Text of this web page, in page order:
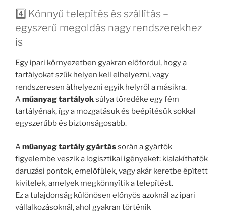
4️⃣ Könnyű telepítés és szállítás –
egyszerű megoldás nagy rendszerekhez
is
Egy ipari környezetben gyakran előfordul, hogy a
tartályokat szűk helyen kell elhelyezni, vagy
rendszeresen áthelyezni egyik helyről a másikra.
Aműanyag tartályoksúlya töredéke egy fém
tartályénak, így a mozgatásuk és beépítésük sokkal
egyszerűbb és biztonságosabb.
Aműanyag tartály gyártássorán a gyártók
figyelembe veszik a logisztikai igényeket: kialakíthatók
daruzási pontok, emelőfülek, vagy akár keretbe épített
kivitelek, amelyek megkönnyítik a telepítést.
Ez a tulajdonság különösen előnyös azoknál az ipari
vállalkozásoknál, ahol gyakran történik